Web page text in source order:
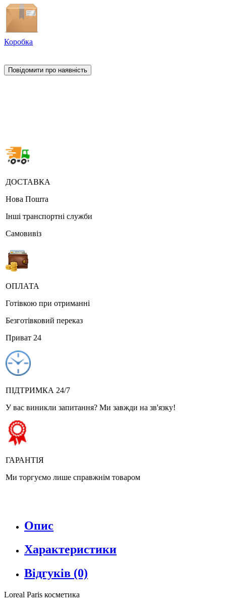
Коробка
Повідомити про наявність
ДОСТАВКА
Нова Пошта
Інші транспортні служби
Самовивіз
ОПЛАТА
Готівкою при отриманні
Безготівковий переказ
Приват 24
ПІДТРИМКА 24/7
У вас виникли запитання? Ми завжди на зв'язку!
ГАРАНТІЯ
Ми торгуємо лише справжнім товаром
Опис
Характеристики
Відгуків (0)
Loreal Paris косметика